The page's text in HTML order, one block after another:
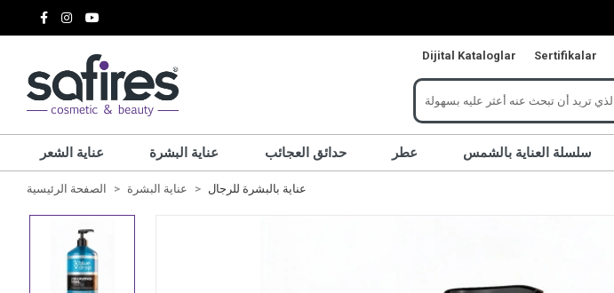
Dijital Kataloglar Sertifikalar
عناية الشعر عناية البشرة حدائق العجائب عطر سلسلة العناية بالشمس
الصفحة الرئيسية عناية البشرة عناية بالبشرة للرجال